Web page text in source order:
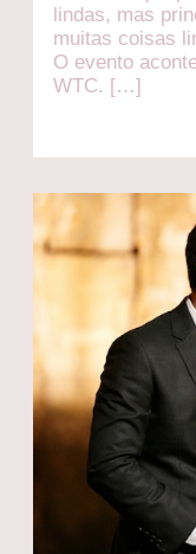
lindas, mas
muitas coisas
O evento
WTC. […]